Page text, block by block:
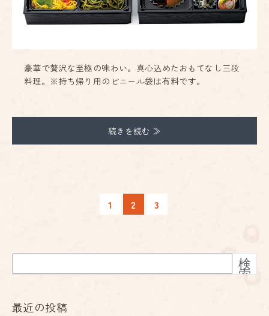
豪華で贅沢な至極の味わい。真心込めたおもてなし三段
料理。※持ち帰り用のビニール袋は有料です。
続きを読む ≫
1 2 3
検
索
最近の投稿